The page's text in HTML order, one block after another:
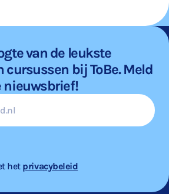
van de leukste
bij ToBe. Meld
nieuwsbrief!
het privacybeleid